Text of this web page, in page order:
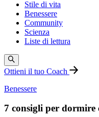
Stile di vita
Benessere
Community
Scienza
Liste di lettura
Ottieni il tuo Coach
Benessere
7 consigli per dormire